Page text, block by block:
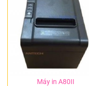
Máy in A80II